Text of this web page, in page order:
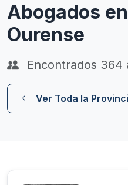
Abogados
Ourense
Encontrados 364
Ver Toda la